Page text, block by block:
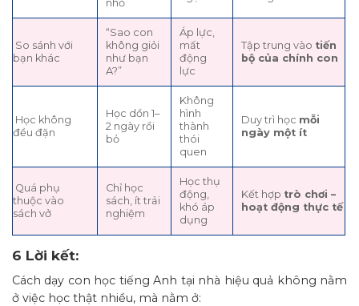
nhỏ
So sánh với
bạn khác
“Sao con
không giỏi
như bạn
A?”
Áp lực,
mất
động
lực
Tập trung vào tiến
bộ của chính con
Học không
đều đặn
Học dồn 1–
2 ngày rồi
bỏ
Không
hình
thành
thói
quen
Duy trì học mỗi
ngày một ít
Quá phụ
thuộc vào
sách vở
Chỉ học
sách, ít trải
nghiệm
Học thụ
động,
khó áp
dụng
Kết hợp trò chơi –
hoạt động thực tế
6 Lời kết:
Cách dạy con học tiếng Anh tại nhà hiệu quả không nằm
ở việc học thật nhiều, mà nằm ở: